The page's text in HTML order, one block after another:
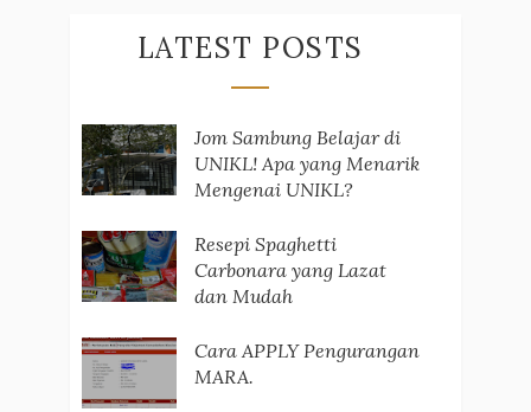
LATEST POSTS
Jom Sambung Belajar di
UNIKL! Apa yang Menarik
Mengenai UNIKL?
Resepi Spaghetti
Carbonara yang Lazat
dan Mudah
Cara APPLY Pengurangan
MARA.